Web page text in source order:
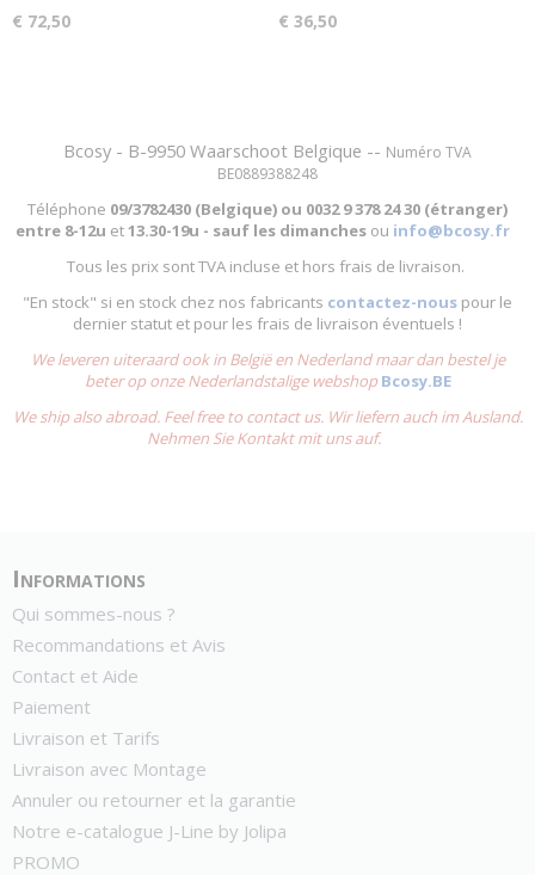
€ 72,50 € 36,50
Bcosy - B-9950 Waarschoot Belgique -- Numéro TVA
BE0889388248
Téléphone 09/3782430 (Belgique) ou 0032 9 378 24 30 (étranger)
entre 8-12u et13.30-19u - sauf les dimanchesou info@bcosy.fr
Tous les prix sont TVA incluse et hors frais de livraison.
"En stock" si en stock chez nos fabricants contactez-nous pour le
dernier statut et pour les frais de livraison éventuels !
We leveren uiteraard ook in België en Nederland maar dan bestel je
beter op onze Nederlandstalige webshopBcosy.BE
We ship also abroad. Feel free to contact us. Wir liefern auch im Ausland.
Nehmen Sie Kontakt mit uns auf.
Informations
Qui sommes-nous ?
Recommandations et Avis
Contact et Aide
Paiement
Livraison et Tarifs
Livraison avec Montage
Annuler ou retourner et la garantie
Notre e-catalogue J-Line by Jolipa
PROMO